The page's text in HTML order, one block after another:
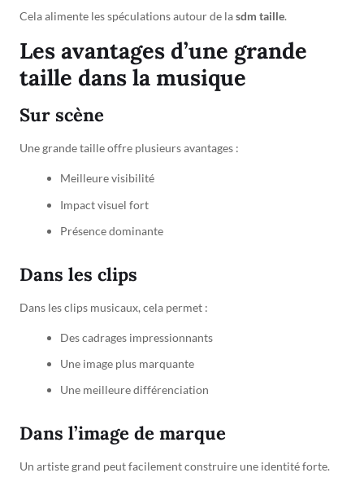
Cela alimente les spéculations autour de lasdm taille.
Les avantages d’une grande
taille dans la musique
Sur scène
Une grande taille offre plusieurs avantages :
Meilleure visibilité
Impact visuel fort
Présence dominante
Dans les clips
Dans les clips musicaux, cela permet :
Des cadrages impressionnants
Une image plus marquante
Une meilleure différenciation
Dans l’image de marque
Un artiste grand peut facilement construire une identité forte.